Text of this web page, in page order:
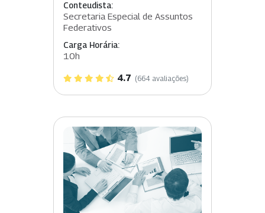
Conteudista:
Secretaria Especial de Assuntos
Federativos
Carga Horária:
10h
4.7 (664 avaliações)